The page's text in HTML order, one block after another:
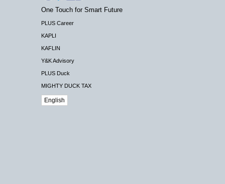
One Touch for Smart Future
PLUS Career
KAPLI
KAFLIN
Y&K Advisory
PLUS Duck
MIGHTY DUCK TAX
English